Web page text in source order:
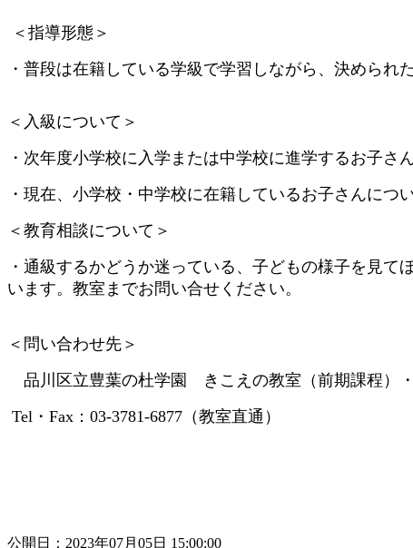
＜指導形態＞
・普段は在籍している学級で学習しながら、決められ
＜入級について＞
・次年度小学校に入学または中学校に進学するお子
・現在、小学校・中学校に在籍しているお子さんにつ
＜教育相談について＞
・通級するかどうか迷っている、子どもの様子を見
います。教室までお問い合せください。
＜問い合わせ先＞
品川区立豊葉の杜学園 きこえの教室（前期課程）・
Tel・Fax：03-3781-6877（教室直通）
公開日：2023年07月05日 15:00:00